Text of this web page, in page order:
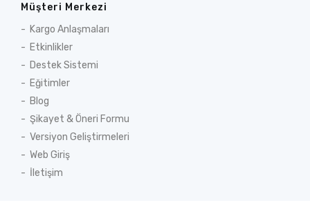
Müşteri Merkezi
Kargo Anlaşmaları
Etkinlikler
Destek Sistemi
Eğitimler
Blog
Şikayet & Öneri Formu
Versiyon Geliştirmeleri
Web Giriş
İletişim